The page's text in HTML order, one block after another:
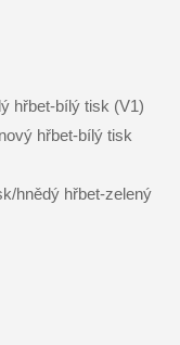
hřbet-bílý tisk (V1)
hřbet-bílý tisk
hnědý hřbet-zelený